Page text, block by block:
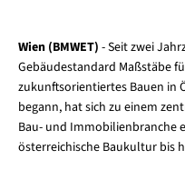
Wien (BMWET) - Seit zwei
Gebäudestandard Maßstäbe
zukunftsorientiertes Bauen in
begann, hat sich zu einem
Bau- und Immobilienbranche
österreichische Baukultur bis